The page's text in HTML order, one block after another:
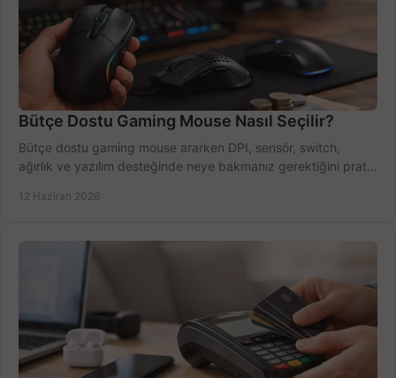
Bütçe Dostu Gaming Mouse Nasıl Seçilir?
Bütçe dostu gaming mouse ararken DPI, sensör, switch,
ağırlık ve yazılım desteğinde neye bakmanız gerektiğini pratik
12 Haziran 2026